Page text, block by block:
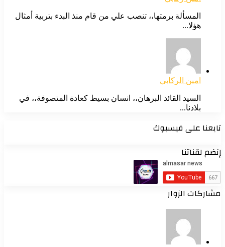
المسألة برمتها،، تنصب علي من قام منذ البدء بتربية أمثال
هؤلا...
امين الركابي
السيد القائد البرهان،، انسان بسيط كعادة المتصوفة،، في
بلادنا...
على فيسبوك
لقناتنا
الزوار